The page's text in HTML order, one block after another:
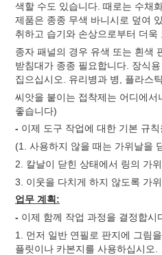
색할 수도 있습니다. 때로는 수채
제품은 종종 무색 바니시로 덮여
취하고 습기와 손상으로부터 더욱
종자 패널의 경우 유색 또는 흰색
받침대가 종종 필요합니다. 장식
집으십시오. 유리병과 병, 플라스
씨앗을 붙이는 접착제는 어디에서
좋습니다)
- 이제 도구 작업에 대한 기본 규
(1. 사용하지 않을 때는 가위날을
2. 칼날이 닫힌 상태에서 링의 가
3. 이웃을 다치게 하지 않도록 가
업무 계획:
- 이제 함께 작업 과정을 결정합시
1. 먼저 일반 연필로 판지에 그림
플릿이나 카본지를 사용하십시오.